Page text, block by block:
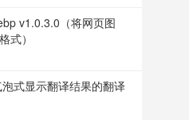
v1.0.3.0（将网页图
式）
式显示翻译结果的翻译